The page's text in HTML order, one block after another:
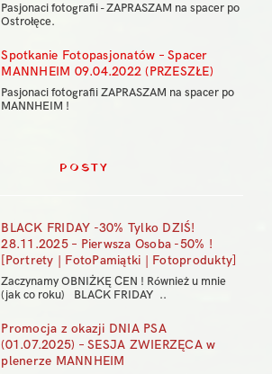
Pasjonaci fotografii - ZAPRASZAM na spacer po
Ostrołęce.
Spotkanie Fotopasjonatów – Spacer
MANNHEIM 09.04.2022 (PRZESZŁE)
Pasjonaci fotografii ZAPRASZAM na spacer po
MANNHEIM !
POSTY
BLACK FRIDAY -30% Tylko DZIŚ!
28.11.2025 – Pierwsza Osoba -50% !
[Portrety | FotoPamiątki | Fotoprodukty]
Zaczynamy OBNIŻKĘ CEN ! Również u mnie
(jak co roku) BLACK FRIDAY ..
Promocja z okazji DNIA PSA
(01.07.2025) – SESJA ZWIERZĘCA w
plenerze MANNHEIM